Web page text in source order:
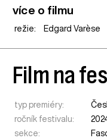
více o filmu
režie: Edgard Varèse
Film na
typ premiéry:
ročník festivalu:
sekce: